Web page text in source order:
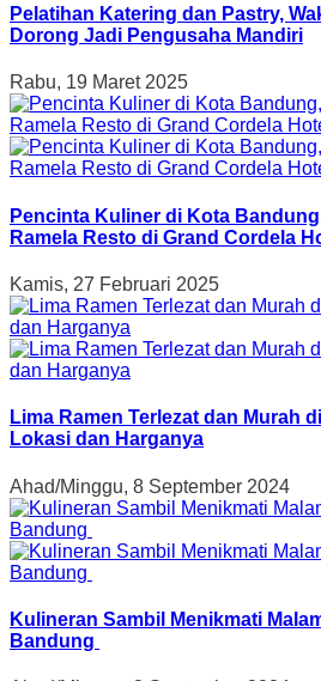
Pelatihan Katering dan Pastry,
Dorong Jadi Pengusaha Mandiri
Rabu, 19 Maret 2025
Pencinta Kuliner di Kota
Ramela Resto di Grand Cordela
Kamis, 27 Februari 2025
Lima Ramen Terlezat dan Murah
Lokasi dan Harganya
Ahad/Minggu, 8 September 2024
Kulineran Sambil Menikmati
Bandung